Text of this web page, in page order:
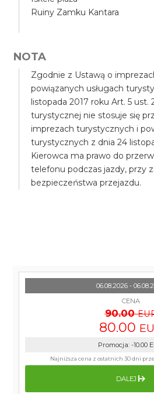
Ruiny Zamku Kantara
NOTA
Zgodnie z Ustawą o
powiązanych usługach
listopada 2017 roku Art. 5 ust.
turystycznej nie stosuje się
imprezach turystycznych i
turystycznych z dnia 24
Kierowca ma prawo do
telefonu podczas jazdy, przy
bezpieczeństwa przejazdu.
06.08.2026 -
CENA
90.00
80.00
Promocja: -10.00
Najniższa cena z ostatnich 30 dni
DALEJ